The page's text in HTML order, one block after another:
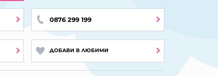
0876 299 199
ДОБАВИ В ЛЮБИМИ